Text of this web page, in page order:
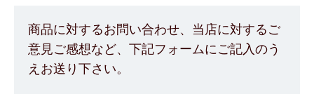
商品に対するお問い合わせ、当店に対するご
意見ご感想など、下記フォームにご記入のう
えお送り下さい。